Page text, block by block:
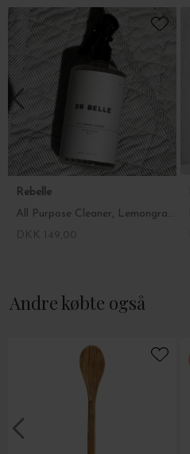
Rebelle
All Purpose Cleaner, Lemongrass/Mint 500 ml.
Andre købte også